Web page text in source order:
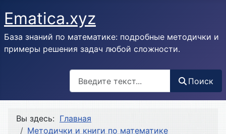
Ematica.xyz
База знаний по математике: подробные методички и
примеры решения задач любой сложности.
Поиск
Вы здесь: Главная
Методички и книги по математике